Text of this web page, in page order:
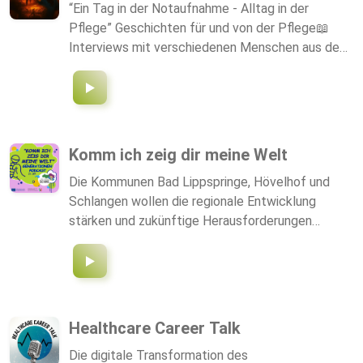
Unterstützung produziert. Die Sprachausgabe
erfolgt über eine synthetische Stimme. In
weniger als sechs Minuten auf dem aktuellen
Stand. Montag bis Freitag, jeweils um 6:00 Uhr. Ein
Angebot der Wirtschaftsforum.
“Ein Tag in der Notaufnahme - Alltag in der
Pflege” Geschichten für und von der Pflege📖
Interviews mit verschiedenen Menschen aus dem
Gesundheitswesen 🎤 Förderung der
Gesundheitskompetenz 💪🏼 Verschiedene Team
Building Maßnahmen👫🏻👫🏻👫🏻...
Komm ich zeig dir meine Welt
Die Kommunen Bad Lippspringe, Hövelhof und
Schlangen wollen die regionale Entwicklung
stärken und zukünftige Herausforderungen
gemeinsam bewältigen. Hierzu haben sie sich als
LEADER-Region Senne³ um Fördermittel aus dem
LEADER-Programm beworben und im Mai 2022
Ziel ist, zusammen mit der Bevölkerung,
Ehrenämtlern und engagierten Bürgerinnen und
Bürgern gemeinsame Förderprojekte in den
Healthcare Career Talk
Die digitale Transformation des